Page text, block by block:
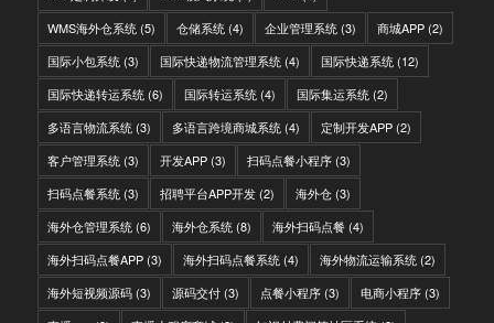
WMS海外仓系统(5) 仓储系统(4) 企业管理系统(3) 商城APP(2)
国际小包系统(3) 国际快递物流管理系统(4) 国际快递系统(12)
国际快递转运系统(6) 国际转运系统(4) 国际集运系统(2)
多语言物流系统(3) 多语言跨境商城系统(4) 定制开发APP(2)
客户管理系统(3) 开发APP(3) 扫码点餐小程序(3)
扫码点餐系统(3) 招聘平台APP开发(2) 海外仓(3)
海外仓管理系统(6) 海外仓系统(8) 海外扫码点餐(4)
海外扫码点餐APP(3) 海外扫码点餐系统(4) 海外物流运输系统(2)
海外短视频源码(3) 源码交付(3) 点餐小程序(3) 电商小程序(3)